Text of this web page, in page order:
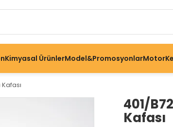
Kimyasal ÜrünlerModel&PromosyonlarMotor
401/
Kafası